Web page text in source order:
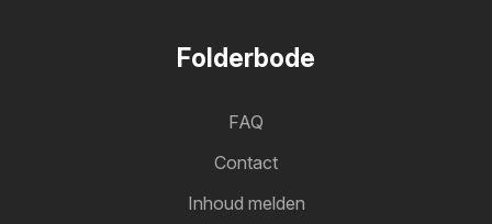
Folderbode
FAQ
Contact
Inhoud melden